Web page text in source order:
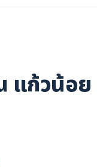
แก้วน้อย